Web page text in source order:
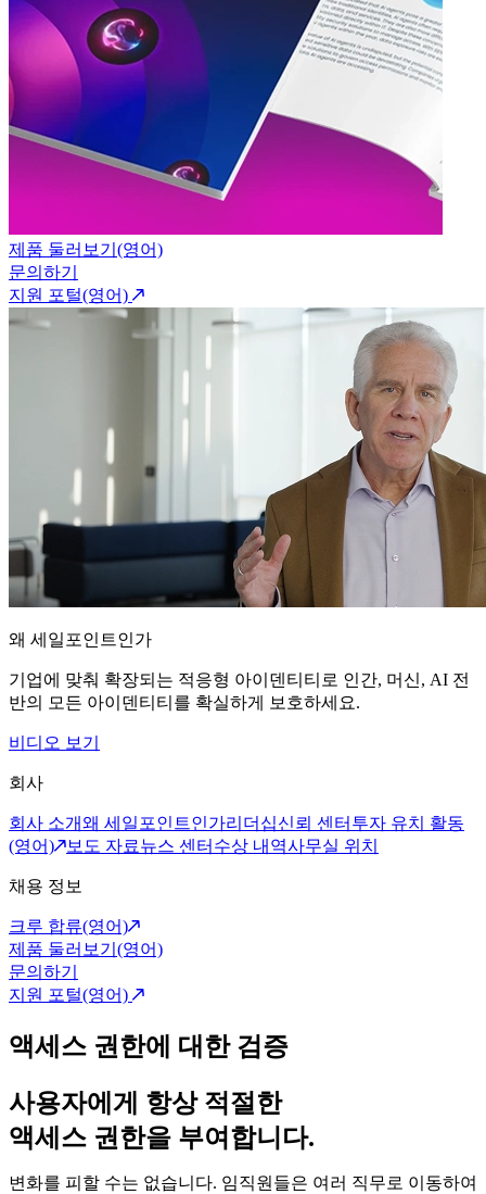
제품 둘러보기(영어)
문의하기
지원 포털(영어)
왜 세일포인트인가
기업에 맞춰 확장되는 적응형 아이덴티티로 인간, 머신, AI 전
반의 모든 아이덴티티를 확실하게 보호하세요.
비디오 보기
회사
회사 소개왜 세일포인트인가리더십신뢰 센터 투자 유치 활동
(영어)
보도 자료뉴스 센터 수상 내역사무실 위치
채용 정보
크루 합류(영어)
제품 둘러보기(영어)
문의하기
지원 포털(영어)
액세스 권한에 대한 검증
사용자에게 항상 적절한
액세스 권한을 부여합니다.
변화를 피할 수는 없습니다. 임직원들은 여러 직무로 이동하여